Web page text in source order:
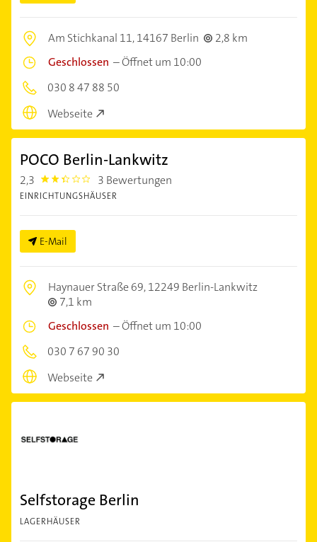
Am Stichkanal 11,14167 Berlin
2,8 km
Geschlossen –Öffnet um 10:00
030 8 47 88 50
Webseite
POCO Berlin-Lankwitz
2,3 2.3 3 Bewertungen
EINRICHTUNGSHÄUSER
E-Mail
Haynauer Straße 69,12249 Berlin-Lankwitz
7,1 km
Geschlossen –Öffnet um 10:00
030 7 67 90 30
Webseite
Selfstorage Berlin
LAGERHÄUSER